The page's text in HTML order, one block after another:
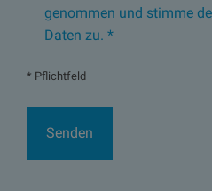
genommen und stimme
Daten zu. *
* Pflichtfeld